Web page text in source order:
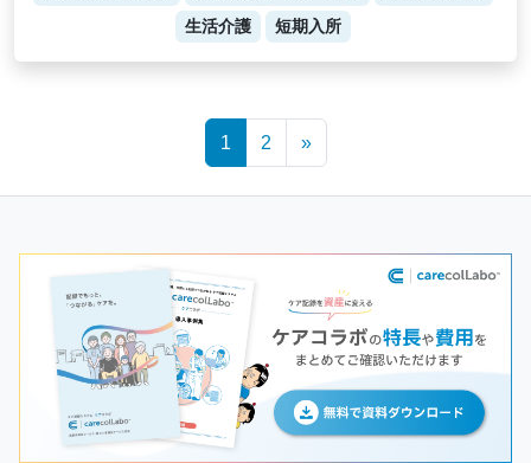
生活介護
短期入所
1 2 »